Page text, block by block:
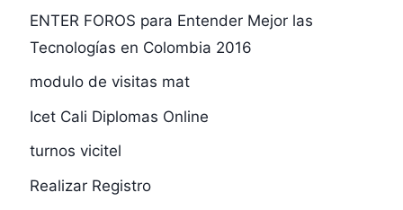
ENTER FOROS para Entender Mejor las
Tecnologías en Colombia 2016
modulo de visitas mat
Icet Cali Diplomas Online
turnos vicitel
Realizar Registro